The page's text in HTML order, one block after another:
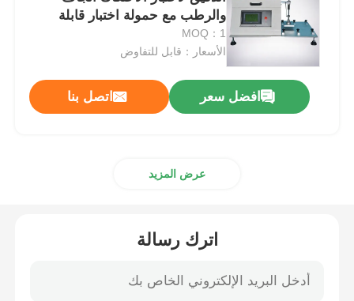
آلة اختبار التأثير
آلة اختبار الكشط
معدات اختبار مواد البناء
معدات اختبار التعبئة
والرطب مع حمولة اختبار قابلة
للتعديل
MOQ：1
الأسعار：قابل للتفاوض
افضل سعر اتصل بنا
عرض المزيد
اترك رسالة